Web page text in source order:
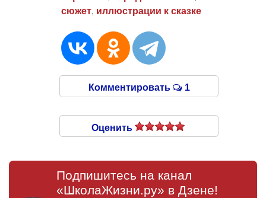
сюжет, иллюстрации к сказке
Комментировать 1
Оценить
Подпишитесь на канал
«ШколаЖизни.ру» в Дзене!